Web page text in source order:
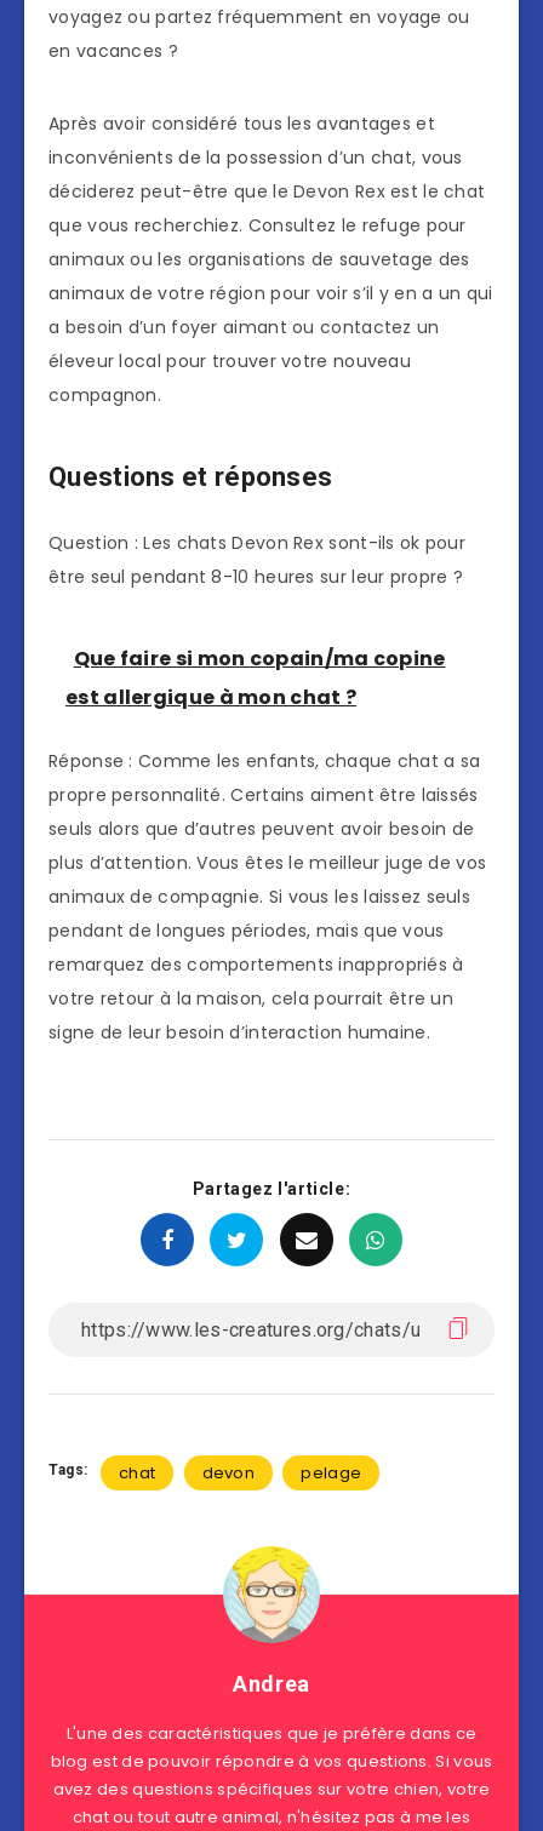
voyagez ou partez fréquemment en voyage ou
en vacances ?
Après avoir considéré tous les avantages et
inconvénients de la possession d’un chat, vous
déciderez peut-être que le Devon Rex est le chat
que vous recherchiez. Consultez le refuge pour
animaux ou les organisations de sauvetage des
animaux de votre région pour voir s’il y en a un qui
a besoin d’un foyer aimant ou contactez un
éleveur local pour trouver votre nouveau
compagnon.
Questions et réponses
Question : Les chats Devon Rex sont-ils ok pour
être seul pendant 8-10 heures sur leur propre ?
Que faire si mon copain/ma copine
est allergique à mon chat ?
Réponse : Comme les enfants, chaque chat a sa
propre personnalité. Certains aiment être laissés
seuls alors que d’autres peuvent avoir besoin de
plus d’attention. Vous êtes le meilleur juge de vos
animaux de compagnie. Si vous les laissez seuls
pendant de longues périodes, mais que vous
remarquez des comportements inappropriés à
votre retour à la maison, cela pourrait être un
signe de leur besoin d’interaction humaine.
Partagez l'article:
Tags: chat devon pelage
Andrea
L'une des caractéristiques que je préfère dans ce
blog est de pouvoir répondre à vos questions. Si vous
avez des questions spécifiques sur votre chien, votre
chat ou tout autre animal, n'hésitez pas à me les